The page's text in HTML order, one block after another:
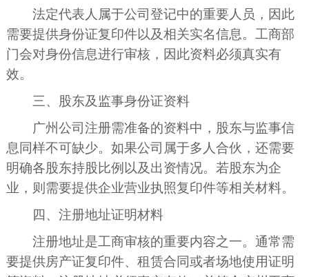
法定代表人属于公司登记中的重要人员，因此
需要提供身份证复印件以及相关实名信息。工商部
门会对身份信息进行审核，因此资料必须真实有
效。
三、股东及监事身份证资料
广州公司注册需准备的资料中，股东与监事信
息同样不可缺少。如果公司属于多人合伙，还需要
明确各股东持股比例以及出资情况。若股东为企
业，则需要提供企业营业执照复印件等相关材料。
四、注册地址证明材料
注册地址是工商审核的重要内容之一。通常需
要提供房产证复印件、租赁合同或者场地使用证明